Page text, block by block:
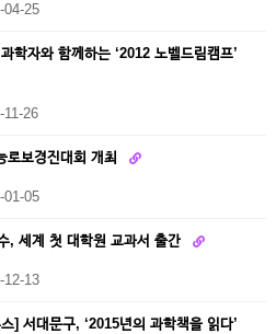
04-25
학자와 함께하는 ‘2012 노벨드림캠프’
11-26
로보경진대회 개최
01-05
, 세계 첫 대학원 교과서 출간
12-13
] 서대문구, ‘2015년의 과학책을 읽다’